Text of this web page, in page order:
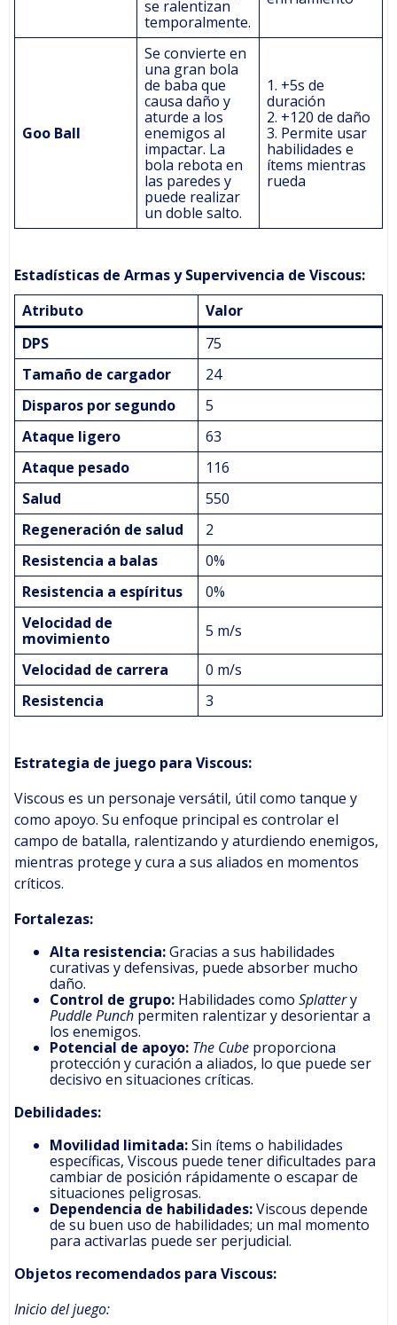
se ralentizan
temporalmente.
Goo Ball
Se convierte en
una gran bola
de baba que
causa daño y
aturde a los
enemigos al
impactar. La
bola rebota en
las paredes y
puede realizar
un doble salto.
1. +5s de
duración
2. +120 de daño
3. Permite usar
habilidades e
ítems mientras
rueda
Estadísticas de Armas y Supervivencia de Viscous:
Atributo
Valor
DPS
75
Tamaño de cargador
24
Disparos por segundo
5
Ataque ligero
63
Ataque pesado
116
Salud
550
Regeneración de salud
2
Resistencia a balas
0%
Resistencia a espíritus
0%
Velocidad de
movimiento
5 m/s
Velocidad de carrera
0 m/s
Resistencia
3
Estrategia de juego para Viscous:
Viscous es un personaje versátil, útil como tanque y
como apoyo. Su enfoque principal es controlar el
campo de batalla, ralentizando y aturdiendo enemigos,
mientras protege y cura a sus aliados en momentos
críticos.
Fortalezas:
Alta resistencia:Gracias a sus habilidades
curativas y defensivas, puede absorber mucho
daño.
Control de grupo: Habilidades como Splattery
Puddle Punch permiten ralentizar y desorientar a
los enemigos.
Potencial de apoyo: The Cube proporciona
protección y curación a aliados, lo que puede ser
decisivo en situaciones críticas.
Debilidades:
Movilidad limitada:Sin ítems o habilidades
específicas, Viscous puede tener dificultades para
cambiar de posición rápidamente o escapar de
situaciones peligrosas.
Dependencia de habilidades:Viscous depende
de su buen uso de habilidades; un mal momento
para activarlas puede ser perjudicial.
Objetos recomendados para Viscous:
Inicio del juego: